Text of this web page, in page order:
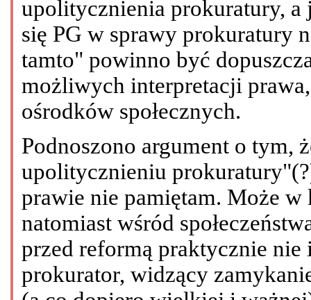
upolitycznienia prokuratury, a
się PG w sprawy prokuratury
tamto" powinno być
możliwych interpretacji
ośrodków społecznych.
Podnoszono argument o tym,
upolitycznieniu
prawie nie pamiętam. Może
natomiast wśród
przed reformą praktycznie nie
prokurator, widzący